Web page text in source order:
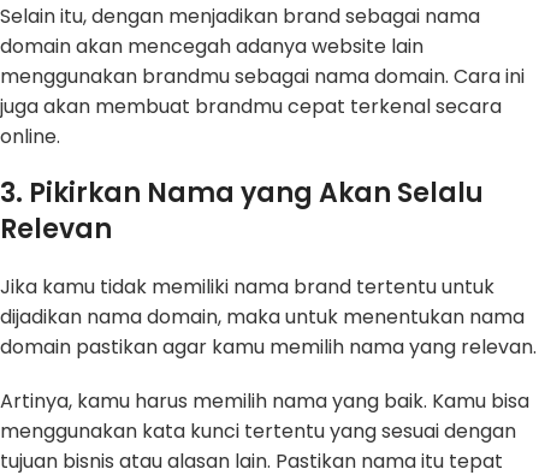
Selain itu, dengan menjadikan brand sebagai nama
domain akan mencegah adanya website lain
menggunakan brandmu sebagai nama domain. Cara ini
juga akan membuat brandmu cepat terkenal secara
online.
3. Pikirkan Nama yang Akan Selalu
Relevan
Jika kamu tidak memiliki nama brand tertentu untuk
dijadikan nama domain, maka untuk menentukan nama
domain pastikan agar kamu memilih nama yang relevan.
Artinya, kamu harus memilih nama yang baik. Kamu bisa
menggunakan kata kunci tertentu yang sesuai dengan
tujuan bisnis atau alasan lain. Pastikan nama itu tepat